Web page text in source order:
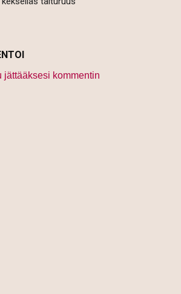
jättääksesi kommentin